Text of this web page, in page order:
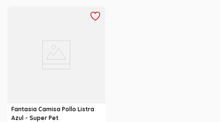
Fantasia Camisa Pollo Listra
Azul - Super Pet